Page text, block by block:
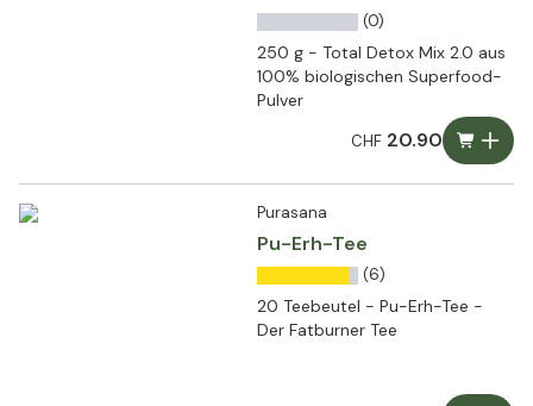
(0)
250 g - Total Detox Mix 2.0 aus
100% biologischen Superfood-
Pulver
CHF20.90
Purasana
Pu-Erh-Tee
(6)
20 Teebeutel - Pu-Erh-Tee -
Der Fatburner Tee